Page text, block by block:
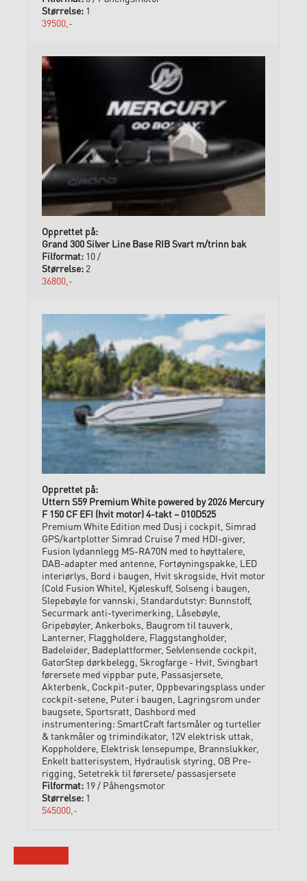
1
39500,-
Grand 300 Silver Line Base RIB Svart m/trinn bak
10 /
2
36800,-
Uttern S59 Premium White powered by 2026 Mercury
F 150 CF EFI (hvit motor) 4-takt – 010D525
Premium White Edition med Dusj i cockpit, Simrad
GPS/kartplotter Simrad Cruise 7 med HDI-giver,
Fusion lydannlegg MS-RA70N med to høyttalere,
DAB-adapter med antenne, Fortøyningspakke, LED
interiørlys, Bord i baugen, Hvit skrogside, Hvit motor
(Cold Fusion White), Kjøleskuff, Solseng i baugen,
Slepebøyle for vannski, Standardutstyr: Bunnstoff,
Securmark anti-tyverimerking, Låsebøyle,
Gripebøyler, Ankerboks, Baugrom til tauverk,
Lanterner, Flaggholdere, Flaggstangholder,
Badeleider, Badeplattformer, Selvlensende cockpit,
GatorStep dørkbelegg, Skrogfarge - Hvit, Svingbart
førersete med vippbar pute, Passasjersete,
Akterbenk, Cockpit-puter, Oppbevaringsplass under
cockpit-setene, Puter i baugen, Lagringsrom under
baugsete, Sportsratt, Dashbord med
instrumentering: SmartCraft fartsmåler og turteller
& tankmåler og trimindikator, 12V elektrisk uttak,
Koppholdere, Elektrisk lensepumpe, Brannslukker,
Enkelt batterisystem, Hydraulisk styring, OB Pre-
rigging, Setetrekk til førersete/ passasjersete
19 / Påhengsmotor
1
545000,-